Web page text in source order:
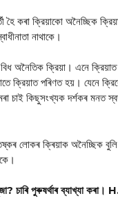
হৈ কৰা ক্রিয়াকো অনৈচ্ছিক
নাথাকে।
অনৈতিক ক্রিয়া। এনে
ক্রিয়াত পৰিণত হয়। যেনে
চাই কিছুসংখ্যক দর্শকৰ মনত
লোকৰ ক্ৰিয়াক অনৈচ্ছিক
চাৰি পুৰুষৰ্থাৰ ব্যাখ্যা কৰা।